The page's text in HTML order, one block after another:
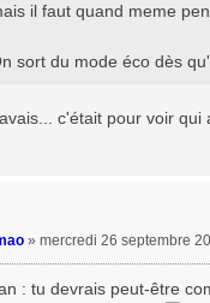
il faut quand meme
sort du mode éco dès
c'était pour voir qui
» mercredi 26 septembre
: tu devrais peut-être